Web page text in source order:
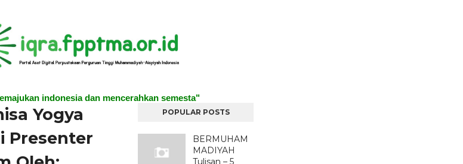
indonesia dan mencerahkan semesta"
Yogya
Presenter
POPULAR POSTS
BERMUHAM
MADIYAH
Tulisan – 5